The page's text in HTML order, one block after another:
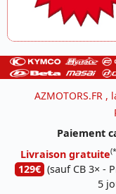
AZMOTORS.FR
Paiement
Livraison gratuite
129€ (sauf CB 3× -
5